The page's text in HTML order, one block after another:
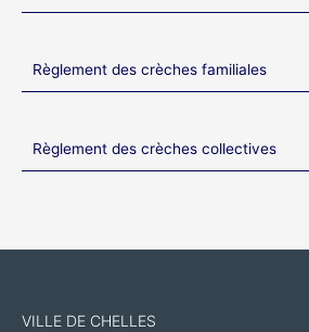
Règlement des crèches familiales
Règlement des crèches collectives
VILLE DE CHELLES